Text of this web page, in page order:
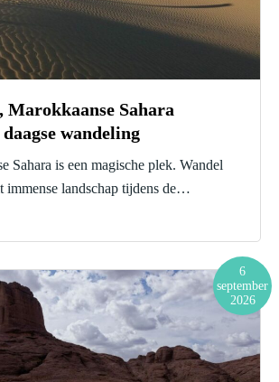
Sahara
wandeling
Sahara is een magische plek. Wandel
immense landschap tijdens de
6
september
2026